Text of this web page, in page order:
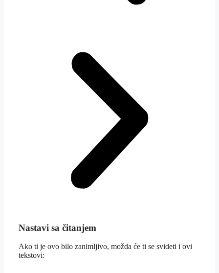
Nastavi sa čitanjem
Ako ti je ovo bilo zanimljivo, možda će ti se svideti i ovi
tekstovi: